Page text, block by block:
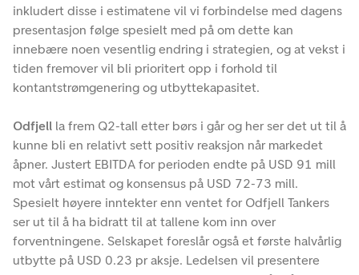
inkludert disse i estimatene vil vi forbindelse med dagens
presentasjon følge spesielt med på om dette kan
innebære noen vesentlig endring i strategien, og at vekst i
tiden fremover vil bli prioritert opp i forhold til
kontantstrømgenering og utbyttekapasitet.
Odfjell la frem Q2-tall etter børs i går og her ser det ut til å
kunne bli en relativt sett positiv reaksjon når markedet
åpner. Justert EBITDA for perioden endte på USD 91 mill
mot vårt estimat og konsensus på USD 72-73 mill.
Spesielt høyere inntekter enn ventet for Odfjell Tankers
ser ut til å ha bidratt til at tallene kom inn over
forventningene. Selskapet foreslår også et første halvårlig
utbytte på USD 0.23 pr aksje. Ledelsen vil presentere